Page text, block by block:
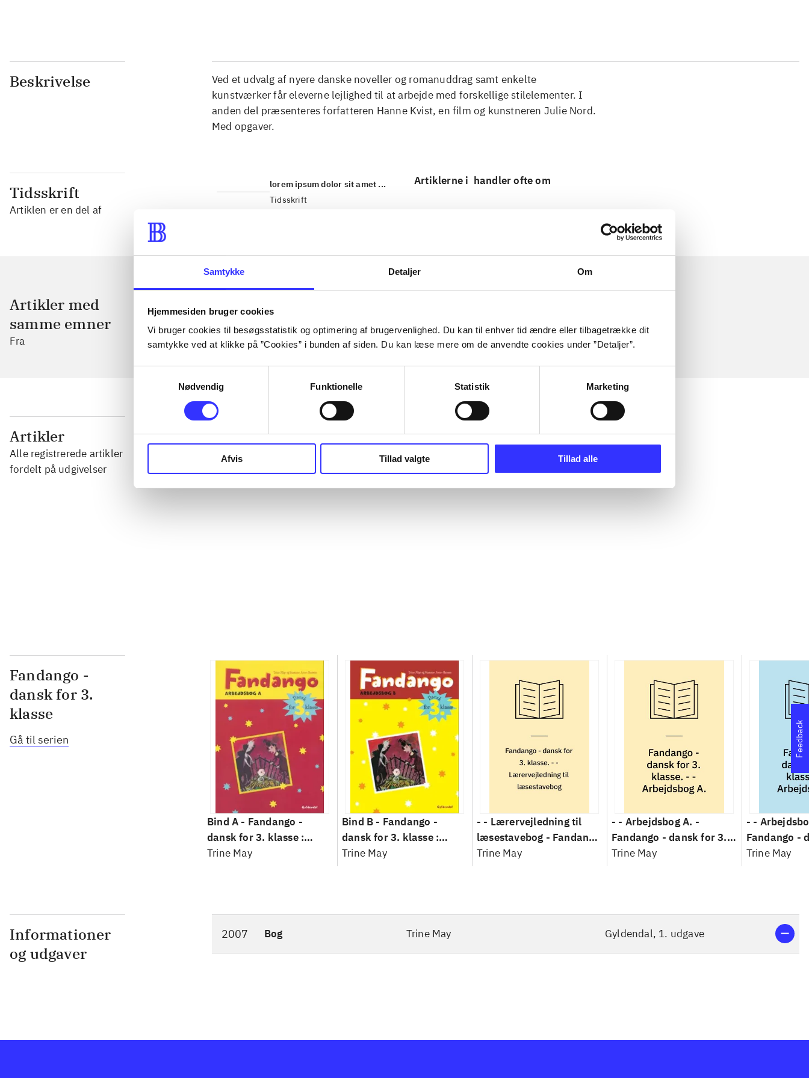
Samtykke Detaljer Om
Hjemmesiden bruger cookies
Vi bruger cookies til besøgsstatistik og optimering af brugervenlighed. Du kan til enhver tid ændre eller tilbagetrække dit
samtykke ved at klikke på ”Cookies” i bunden af siden. Du kan læse mere om de anvendte cookies under ”Detaljer”.
Nødvendig
Funktionelle Statistik Marketing
Afvis Tillad valgte Tillad alle
Beskrivelse
Ved et udvalg af nyere danske noveller og romanuddrag samt enkelte
kunstværker får eleverne lejlighed til at arbejde med forskellige stilelementer. I
anden del præsenteres forfatteren Hanne Kvist, en film og kunstneren Julie Nord.
Med opgaver.
Tidsskrift
Artiklen er en del af
lorem ipsum dolor sit amet ...
Tidsskrift
Artiklerne i handler ofte om
Artikler med
samme emner
Fra
Artikler
Alle registrerede artikler
fordelt på udgivelser
Fandango -
dansk for 3.
klasse
Gå til serien
Bind A - Fandango -
dansk for 3. klasse :
grundbog -- Arbejdsbog.
Trine May
Bind B - Fandango -
dansk for 3. klasse :
grundbog -- Arbejdsbog.
Trine May
- - Lærervejledning til
læsestavebog - Fandango
- dansk for 3. klasse :
Trine May
- - Arbejdsbog A. -
Fandango - dansk for 3.
klasse : grundbog. - -
Trine May
- -
Fandango -
klasse :
Trine May
Informationer
og udgaver
2007 Bog Trine May Gyldendal, 1. udgave
Feedback